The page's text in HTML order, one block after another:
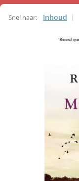
retourneren
Snel naar: Inhoud